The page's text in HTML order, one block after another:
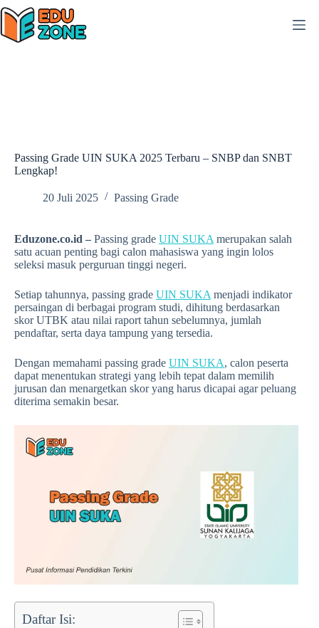
Skip
to
content
Passing Grade UIN SUKA 2025 Terbaru – SNBP dan SNBT
Lengkap!
20 Juli 2025 Passing Grade
Eduzone.co.id – Passing grade UIN SUKA merupakan salah
satu acuan penting bagi calon mahasiswa yang ingin lolos
seleksi masuk perguruan tinggi negeri.
Setiap tahunnya, passing grade UIN SUKA menjadi indikator
persaingan di berbagai program studi, dihitung berdasarkan
skor UTBK atau nilai raport tahun sebelumnya, jumlah
pendaftar, serta daya tampung yang tersedia.
Dengan memahami passing grade UIN SUKA, calon peserta
dapat menentukan strategi yang lebih tepat dalam memilih
jurusan dan menargetkan skor yang harus dicapai agar peluang
diterima semakin besar.
Daftar Isi: